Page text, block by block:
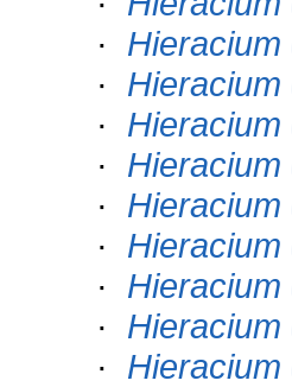
· Hieracium
· Hieracium
· Hieracium
· Hieracium
· Hieracium
· Hieracium
· Hieracium
· Hieracium
· Hieracium